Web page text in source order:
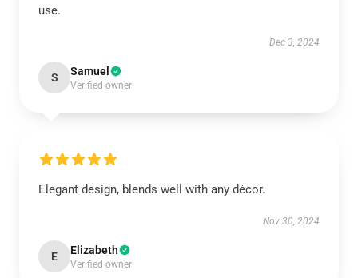
use.
Dec 3, 2024
S Samuel
Verified owner
Elegant design, blends well with any décor.
Nov 30, 2024
E Elizabeth
Verified owner